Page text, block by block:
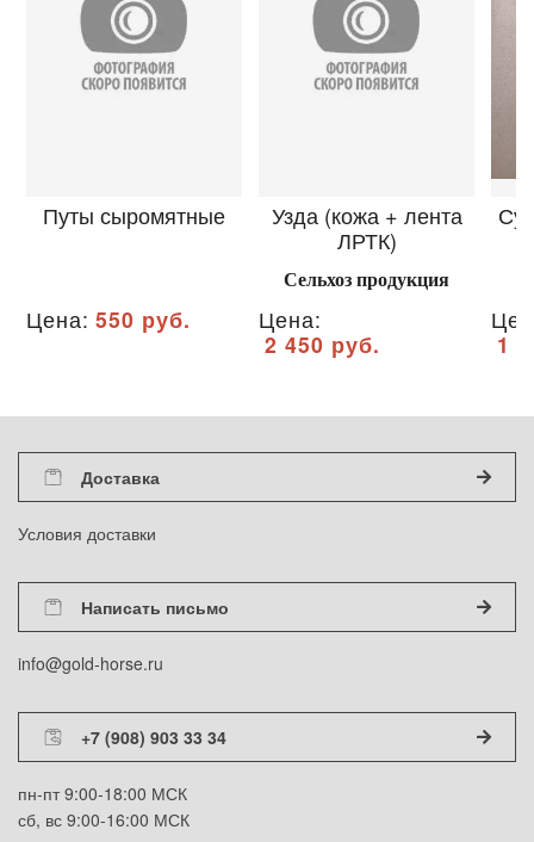
Путы сыромятные
Цена: 550 руб.
Узда (кожа + лента
ЛРТК)
Сельхоз продукция
Цена:
2 450 руб.
1
Доставка
Условия доставки
Написать письмо
info@gold-horse.ru
+7 (908) 903 33 34
пн-пт 9:00-18:00 МСК
сб, вс 9:00-16:00 МСК